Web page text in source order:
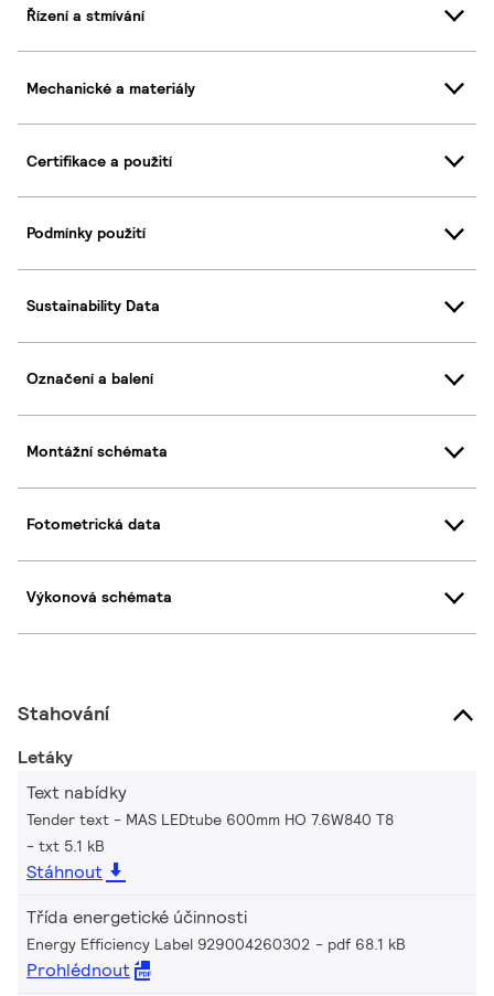
Řízení a stmívání
Mechanické a materiály
Certifikace a použití
Podmínky použití
Sustainability Data
Označení a balení
Montážní schémata
Fotometrická data
Výkonová schémata
Stahování
Letáky
Text nabídky
Tender text - MAS LEDtube 600mm HO 7.6W840 T8
txt 5.1 kB
Stáhnout
Třída energetické účinnosti
Energy Efficiency Label 929004260302 pdf 68.1 kB
Prohlédnout